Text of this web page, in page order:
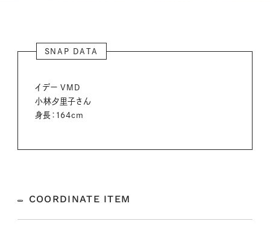
SNAP DATA
イデー VMD
小林夕里子さん
身長：164cm
COORDINATE ITEM